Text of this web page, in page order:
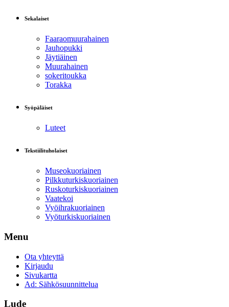
Sekalaiset
Faaraomuurahainen
Jauhopukki
Jäytiäinen
Muurahainen
sokeritoukka
Torakka
Syöpäläiset
Luteet
Tekstiilituholaiset
Museokuoriainen
Pilkkuturkiskuoriainen
Ruskoturkiskuoriainen
Vaatekoi
Vyöihrakuoriainen
Vyöturkiskuoriainen
Menu
Ota yhteyttä
Kirjaudu
Sivukartta
Ad: Sähkösuunnittelua
Lude